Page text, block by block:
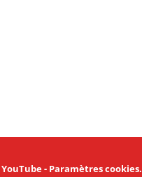
YouTube- Paramètres cookies.